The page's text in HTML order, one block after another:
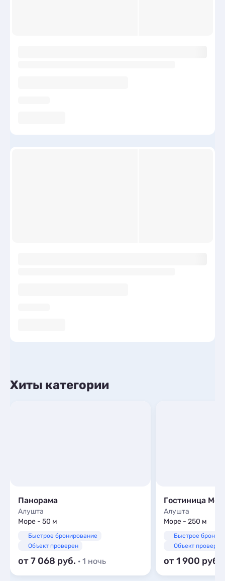
Хиты категории
Панорама
Алушта
Море - 50 м
Быстрое бронирование
Объект проверен
от 7 068 · 1 ночь
Гостиница
Алушта
Море - 250 м
Быстрое
Объект проверен
от 1 900